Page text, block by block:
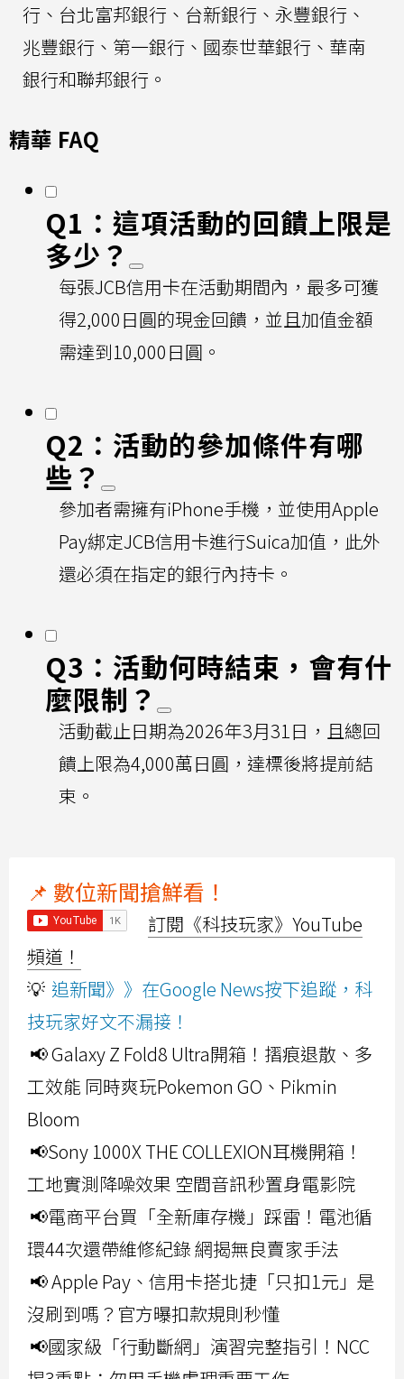
行、台北富邦銀行、台新銀行、永豐銀行、
兆豐銀行、第一銀行、國泰世華銀行、華南
銀行和聯邦銀行。
精華 FAQ
Q1：這項活動的回饋上限是
多少？
每張JCB信用卡在活動期間內，最多可獲
得2,000日圓的現金回饋，並且加值金額
需達到10,000日圓。
Q2：活動的參加條件有哪
些？
參加者需擁有iPhone手機，並使用Apple
Pay綁定JCB信用卡進行Suica加值，此外
還必須在指定的銀行內持卡。
Q3：活動何時結束，會有什
麼限制？
活動截止日期為2026年3月31日，且總回
饋上限為4,000萬日圓，達標後將提前結
束。
📌 數位新聞搶鮮看！
訂閱《科技玩家》YouTube
頻道！
💡 追新聞》》在Google News按下追蹤，科
技玩家好文不漏接！
📢 Galaxy Z Fold8 Ultra開箱！摺痕退散、多
工效能 同時爽玩Pokemon GO、Pikmin
Bloom
📢Sony 1000X THE COLLEXION耳機開箱！
工地實測降噪效果 空間音訊秒置身電影院
📢電商平台買「全新庫存機」踩雷！電池循
環44次還帶維修紀錄 網揭無良賣家手法
📢 Apple Pay、信用卡搭北捷「只扣1元」是
沒刷到嗎？官方曝扣款規則秒懂
📢國家級「行動斷網」演習完整指引！NCC